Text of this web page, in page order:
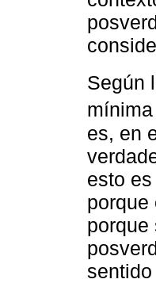
Según
es, en
esto
porque
porque
sentido